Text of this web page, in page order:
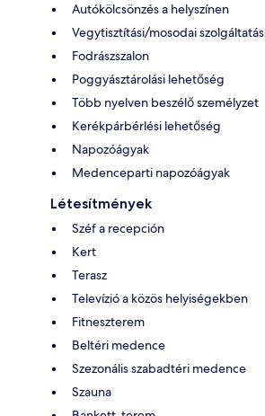
Autókölcsönzés a helyszínen
Vegytisztítási/mosodai szolgáltatás
Fodrászszalon
Poggyásztárolási lehetőség
Több nyelven beszélő személyzet
Kerékpárbérlési lehetőség
Napozóágyak
Medenceparti napozóágyak
Létesítmények
Széf a recepción
Kert
Terasz
Televízió a közös helyiségekben
Fitneszterem
Beltéri medence
Szezonális szabadtéri medence
Szauna